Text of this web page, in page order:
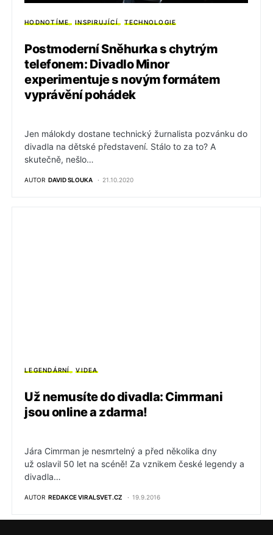
HODNOTÍME INSPIRUJÍCÍ TECHNOLOGIE
Postmoderní Sněhurka s chytrým
telefonem: Divadlo Minor
experimentuje s novým formátem
vyprávění pohádek
Jen málokdy dostane technický žurnalista pozvánku do
divadla na dětské představení. Stálo to za to? A
skutečně, nešlo…
AUTOR DAVID SLOUKA 21.10.2020
LEGENDÁRNÍ VIDEA
Už nemusíte do divadla: Cimrmani
jsou online a zdarma!
Jára Cimrman je nesmrtelný a před několika dny
už oslavil 50 let na scéně! Za vznikem české legendy a
divadla…
AUTOR REDAKCE VIRALSVET.CZ 19.9.2016